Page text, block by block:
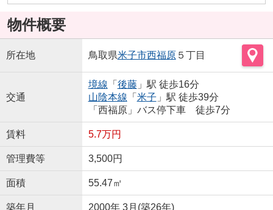
物件概要
所在地 鳥取県米子市西福原５丁目
交通
境線 「 後藤」駅 徒歩16分
山陰本線 「 米子 」駅 徒歩39分
「西福原」バス停下車 徒歩7分
賃料 5.7万円
管理費等 3,500円
面積 55.47㎡
築年月 2000年 3月(築26年)